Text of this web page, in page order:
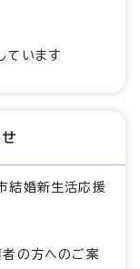
ています
結婚新生活応援
者の方へのご案